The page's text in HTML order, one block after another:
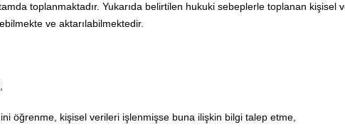
toplanmaktadır. Yukarıda belirtilen hukuki sebeplerle toplanan kişisel
ve aktarılabilmektedir.
öğrenme, kişisel verileri işlenmişse buna ilişkin bilgi talep etme,